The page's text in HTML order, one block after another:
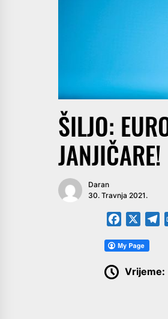
ŠILJO:
JANJIČARE!
Daran
30. Travnja 2021.
Facebook
Vrijeme: